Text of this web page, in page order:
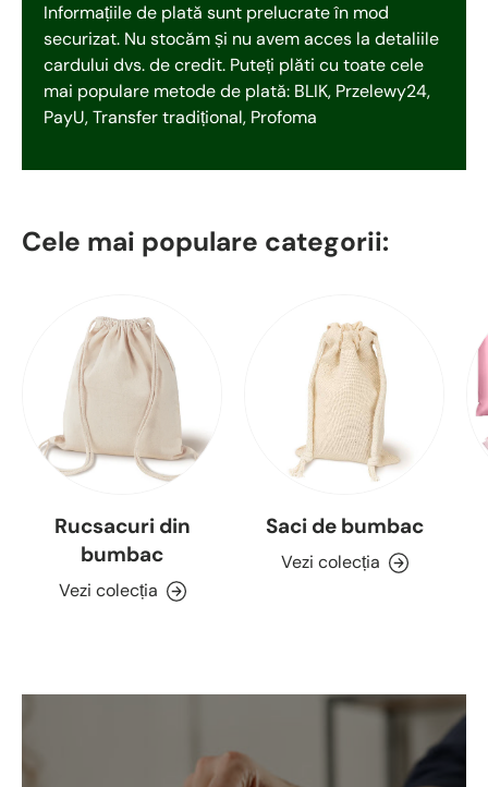
Informațiile de plată sunt prelucrate în mod
securizat. Nu stocăm și nu avem acces la detaliile
cardului dvs. de credit. Puteți plăti cu toate cele
mai populare metode de plată: BLIK, Przelewy24,
PayU, Transfer tradițional, Profoma
Cele mai populare categorii:
Rucsacuri din
bumbac
Vezi colecția
Saci de bumbac
Vezi colecția